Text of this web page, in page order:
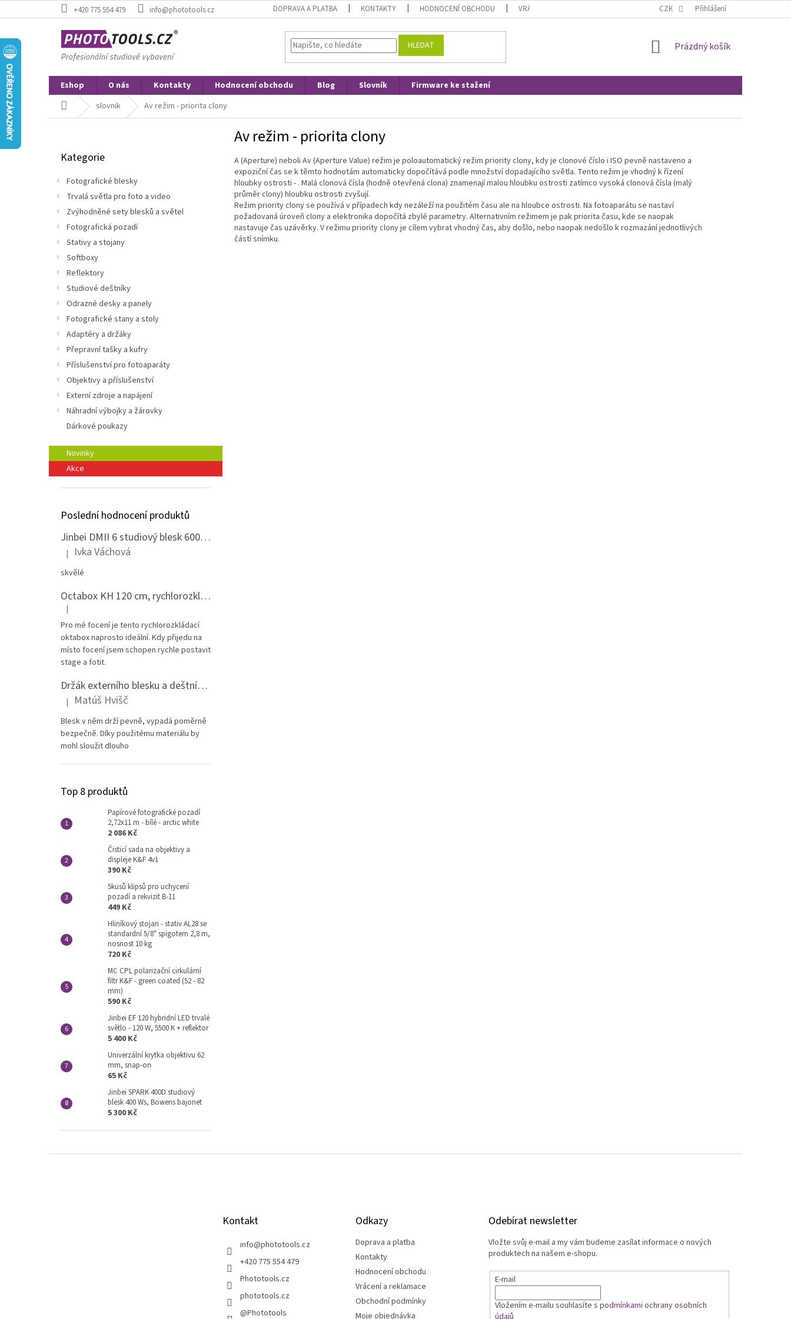
na
+420 775 554 479 info@phototools.cz DOPRAVA A PLATBA KONTAKTY HODNOCENÍ OBCHODU VRÁCENÍ A REKLAMACE OBCHODNÍ PODMÍNKY MOJE OBJEDNÁVKA
CZK Přihlášení
HLEDAT
NÁKUPNÍ
Prázdný košík
Eshop O nás Kontakty Hodnocení obchodu Blog Slovník
Firmware ke stažení
Domů slovnik Av režim - priorita clony
kategorie
Kategorie
Fotografické blesky
Trvalá světla pro foto a video
Zvýhodněné sety blesků a světel
Fotografická pozadí
Stativy a stojany
Softboxy
Reflektory
Studiové deštníky
Odrazné desky a panely
Fotografické stany a stoly
Adaptéry a držáky
Přepravní tašky a kufry
Příslušenství pro fotoaparáty
Objektivy a příslušenství
Externí zdroje a napájení
Náhradní výbojky a žárovky
Dárkové poukazy
Novinky
Akce
Poslední hodnocení produktů
Jinbei DMII 6 studiový blesk 600 Ws, Bowens bajonet
Hodnocení produktu je 5 z 5 hvězdiček.
| Ivka Váchová
skvělé
Octabox KH 120 cm, rychlorozkládací s voštinou, adaptér Bowens
Hodnocení produktu je 5 z 5 hvězdiček.
|
Pro mé focení je tento rychlorozkládací
oktabox naprosto ideální. Kdy přijedu na
místo focení jsem schopen rychle postavit
stage a fotit.
Držák externího blesku a deštníku na stativ - celokovový
Hodnocení produktu je 5 z 5 hvězdiček.
| Matúš Hvišč
Blesk v něm drží pevně, vypadá poměrně
bezpečně. Díky použitému materiálu by
mohl sloužit dlouho
Top 8 produktů
Papírové fotografické pozadí
2,72x11 m - bílé - arctic white
2 086 Kč
Čisticí sada na objektivy a
displeje K&F 4v1
390 Kč
5kusů klipsů pro uchycení
pozadí a rekvizit B-11
449 Kč
Hliníkový stojan - stativ AL28 se
standardní 5/8" spigotem 2,8 m,
nosnost 10 kg
720 Kč
MC CPL polarizační cirkulární
filtr K&F - green coated (52 - 82
mm)
590 Kč
Jinbei EF 120 hybridní LED trvalé
světlo - 120 W, 5500 K + reflektor
5 400 Kč
Univerzální krytka objektivu 62
mm, snap-on
65 Kč
Jinbei SPARK 400D studiový
blesk 400 Ws, Bowens bajonet
5 300 Kč
Av režim - priorita clony
A (Aperture) neboli Av (Aperture Value) režim je poloautomatický režim priority clony, kdy je clonové číslo i ISO pevně nastaveno a
expoziční čas se k těmto hodnotám automaticky dopočítává podle množství dopadajícího světla. Tento režim je vhodný k řízení
hloubky ostrosti - . Malá clonová čísla (hodně otevřená clona) znamenají malou hloubku ostrosti zatímco vysoká clonová čísla (malý
průměr clony) hloubku ostrosti zvyšují.
Režim priority clony se používá v případech kdy nezáleží na použitém času ale na hloubce ostrosti. Na fotoaparátu se nastaví
požadovaná úroveň clony a elektronika dopočítá zbylé parametry. Alternativním režimem je pak priorita času, kde se naopak
nastavuje čas uzávěrky. V režimu priority clony je cílem vybrat vhodný čas, aby došlo, nebo naopak nedošlo k rozmazání jednotlivých
částí snímku.
Kontakt
info@phototools.cz
+420 775 554 479
Phototools.cz
phototools.cz
@Phototools
Odkazy
Doprava a platba
Kontakty
Hodnocení obchodu
Vrácení a reklamace
Obchodní podmínky
Moje objednávka
Odebírat newsletter
Vložte svůj e-mail a my vám budeme zasílat informace o nových
produktech na našem e-shopu.
E-mail
Vložením e-mailu souhlasíte spodmínkami ochrany osobních
údajů